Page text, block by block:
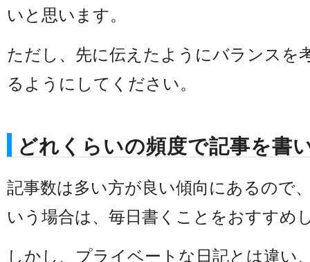
いと思います。
ただし、先に伝えたようにバランスを
るようにしてください。
どれくらいの頻度で記事を書
記事数は多い方が良い傾向にあるので
いう場合は、毎日書くことをおすすめ
しかし、プライベートな日記とは違い